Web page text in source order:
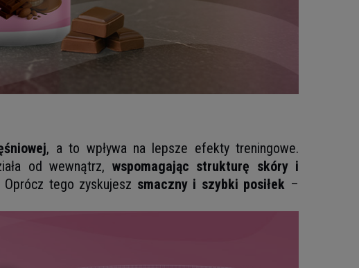
, a to wpływa na lepsze efekty treningowe.
od wewnątrz, wspomagając strukturę skóry i
tego zyskujesz smaczny i szybki posiłek –